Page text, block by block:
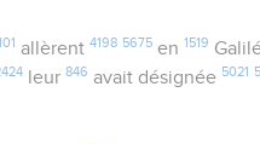
allèrent 4198 5675en 1519
leur846 avait désignée 5021